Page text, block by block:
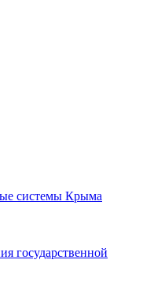
системы Крыма
государственной